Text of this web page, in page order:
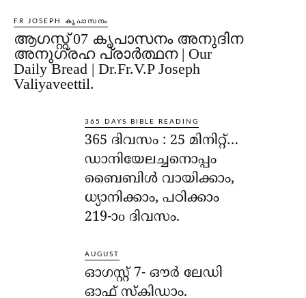
FR JOSEPH കൃപാസനം
ആഗസ്റ്റ് 07 കൃപാസനം അനുദിന
അനുഗ്രഹ പ്രാർത്ഥന | Our
Daily Bread | Dr.Fr.V.P Joseph
Valiyaveettil.
365 DAYS BIBLE READING
365 ദിവസം : 25 മിനിറ്റ്…
ഡാനിയേലച്ചനൊപ്പം
ബൈബിൾ വായിക്കാം,
ധ്യാനിക്കാം, പഠിക്കാം
219-ാo ദിവസം.
AUGUST
ഓഗസ്റ്റ് 7- ഔര്‍ ലേഡി
ഓഫ് സ്‌കിഡാം.